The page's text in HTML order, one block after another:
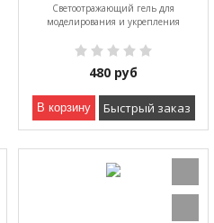
Светоотражающий гель для
моделирования и укрепления
480 руб
В корзину Быстрый заказ